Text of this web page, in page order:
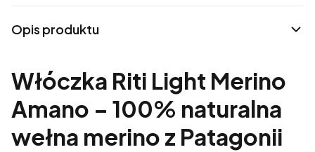
Opis produktu
Włóczka Riti Light Merino
Amano – 100% naturalna
wełna merino z Patagonii